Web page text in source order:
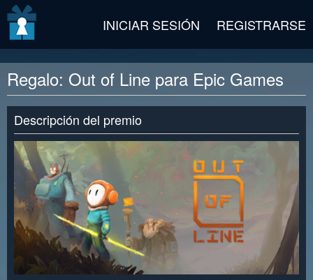
INICIAR SESIÓN REGISTRARSE
Regalo: Out of Line para Epic Games
Descripción del premio